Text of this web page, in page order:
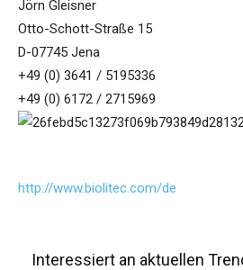
Jörn Gleisner
Otto-Schott-Straße 15
D-07745 Jena
+49 (0) 3641 / 5195336
+49 (0) 6172 / 2715969
http://www.biolitec.com/de
Interessiert an aktuellen